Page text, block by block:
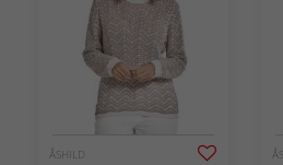
ÅSHILD